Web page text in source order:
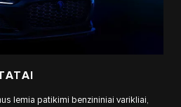
lemia patikimi benzininiai varikliai,